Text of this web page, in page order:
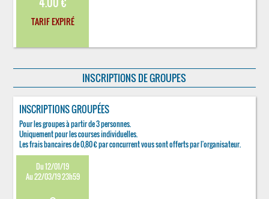
TARIF EXPIRÉ
INSCRIPTIONS DE GROUPES
INSCRIPTIONS GROUPÉES
Pour les groupes à partir de 3 personnes.
Uniquement pour les courses individuelles.
Les frais bancaires de 0,80 € par concurrent vous sont offerts par l'organisateur.
Du 12/01/19
Au 22/03/19 23h59